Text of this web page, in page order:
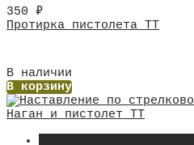
350 ₽
Протирка пистолета ТТ
В наличии
В корзину